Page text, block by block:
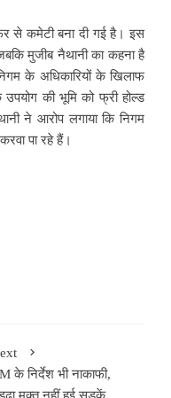
से कमेटी बना दी गई है। इस
मुजीब नैथानी का कहना है
के अधिकारियों के खिलाफ
उपयोग की भूमि को फ्री होल्ड
ने आरोप लगाया कि निगम
पा रहे हैं।
के निर्देश भी नाकाफी,